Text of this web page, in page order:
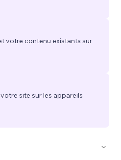
votre contenu existants sur
site sur les appareils